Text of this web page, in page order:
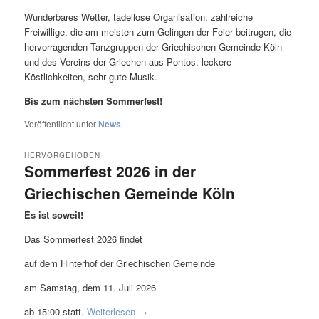
Wunderbares Wetter, tadellose Organisation, zahlreiche
Freiwillige, die am meisten zum Gelingen der Feier beitrugen, die
hervorragenden Tanzgruppen der Griechischen Gemeinde Köln
und des Vereins der Griechen aus Pontos, leckere
Köstlichkeiten, sehr gute Musik.
Bis zum nächsten Sommerfest!
Veröffentlicht unterNews
Sommerfest 2026 in der
Griechischen Gemeinde Köln
HERVORGEHOBEN
Veröffentlicht am
Es ist soweit!
Das Sommerfest 2026 findet
auf dem Hinterhof der Griechischen Gemeinde
am Samstag, dem 11. Juli 2026
ab 15:00 statt.Weiterlesen →